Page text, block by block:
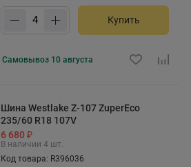
Купить
Самовывоз 10 августа
Шина Westlake Z-107 ZuperEco
235/60 R18 107V
6 680 ₽
В наличии 4 шт.
Код товара: R396036